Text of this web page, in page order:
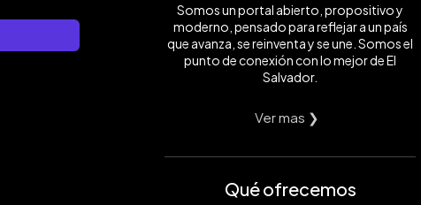
Somos un portal abierto, propositivo y
moderno, pensado para reflejar a un país
que avanza, se reinventa y se une. Somos el
punto de conexión con lo mejor de El
Salvador.
Ver mas ❯
Qué ofrecemos